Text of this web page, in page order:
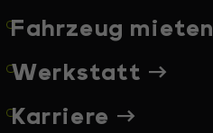
Fahrzeug mieten
Werkstatt
Karriere